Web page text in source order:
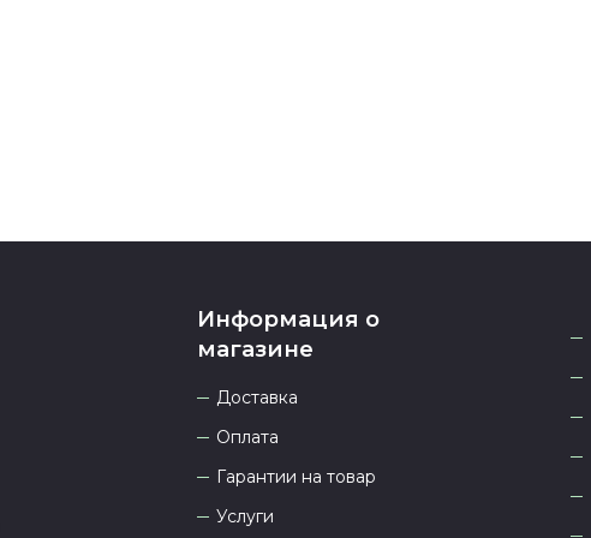
Информация о
магазине
Доставка
Оплата
Гарантии на товар
Услуги